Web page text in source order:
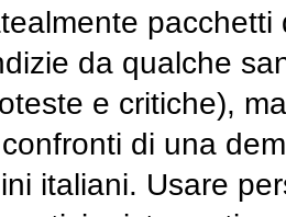
da qualche
e critiche),
di una
italiani. Usare